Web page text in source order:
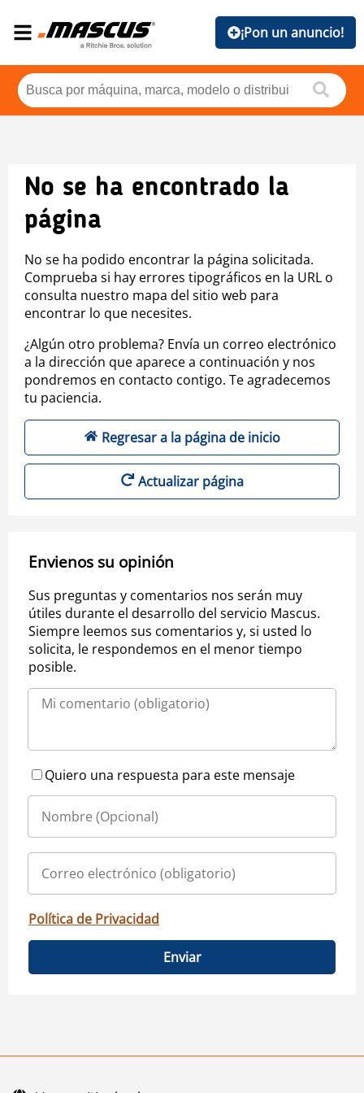
¡Pon un anuncio!
No se ha encontrado la
página
No se ha podido encontrar la página solicitada.
Comprueba si hay errores tipográficos en la URL o
consulta nuestro mapa del sitio web para
encontrar lo que necesites.
¿Algún otro problema? Envía un correo electrónico
a la dirección que aparece a continuación y nos
pondremos en contacto contigo. Te agradecemos
tu paciencia.
Regresar a la página de inicio
Actualizar página
Envienos su opinión
Sus preguntas y comentarios nos serán muy
útiles durante el desarrollo del servicio Mascus.
Siempre leemos sus comentarios y, si usted lo
solicita, le respondemos en el menor tiempo
posible.
Quiero una respuesta para este mensaje
Política de Privacidad
Enviar